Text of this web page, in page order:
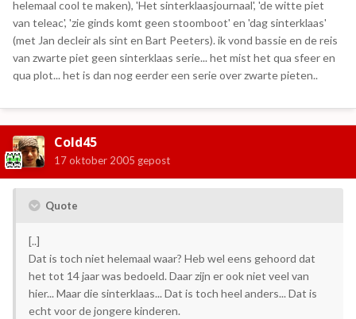
helemaal cool te maken), 'Het sinterklaasjournaal', 'de witte piet
van teleac', 'zie ginds komt geen stoomboot' en 'dag sinterklaas'
(met Jan decleir als sint en Bart Peeters). ik vond bassie en de reis
van zwarte piet geen sinterklaas serie... het mist het qua sfeer en
qua plot... het is dan nog eerder een serie over zwarte pieten..
Cold45
17 oktober 2005 gepost
Quote
[..]
Dat is toch niet helemaal waar? Heb wel eens gehoord dat
het tot 14 jaar was bedoeld. Daar zijn er ook niet veel van
hier... Maar die sinterklaas... Dat is toch heel anders... Dat is
echt voor de jongere kinderen.